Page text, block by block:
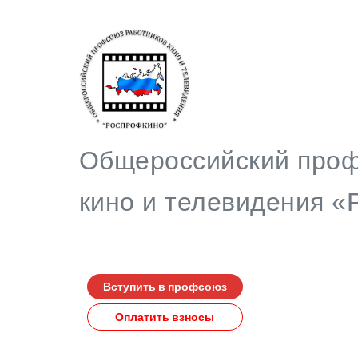
Общероссийский
кино и
Вступить в профсоюз
Оплатить взносы